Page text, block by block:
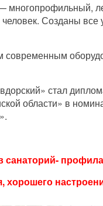
Созданы
стал
области» в
санаторий-
хорошего